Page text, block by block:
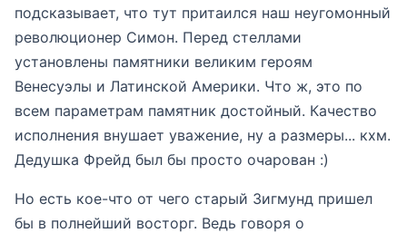
подсказывает, что тут притаился наш неугомонный
революционер Симон. Перед стеллами
установлены памятники великим героям
Венесуэлы и Латинской Америки. Что ж, это по
всем параметрам памятник достойный. Качество
исполнения внушает уважение, ну а размеры... кхм.
Дедушка Фрейд был бы просто очарован :)
Но есть кое-что от чего старый Зигмунд пришел
бы в полнейший восторг. Ведь говоря о